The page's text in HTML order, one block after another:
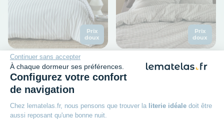
Continuer sans accepter
À chaque dormeur ses préférences.
Configurez votre confort
de navigation
Chez lematelas.fr, nous pensons que trouver la literie idéale doit être
aussi reposant qu'une bonne nuit.
Prix
doux
TERRE DE NUIT
Parure de lit coton à
rayures bordeaux Terre de
Nuit Pointillé
Matière : 100% coton
Nombre de fils : 57 fils/cm²
Prix
doux
TERRE DE NUIT
Parure de lit coton à
Matière : 100% coton